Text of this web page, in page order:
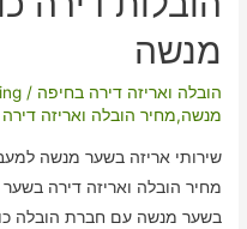
מנשה
הובלה ואריזה דירה בחיפה /
מנשה,מחיר הובלה ואריזה
שירותי אריזה בשער מנשה
בשער מנשה עם חברת הובלה